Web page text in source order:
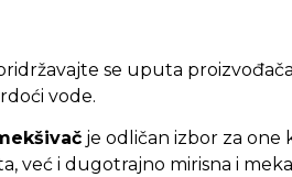
se uputa
vode.
je odličan izbor za one
već i dugotrajno mirisna i